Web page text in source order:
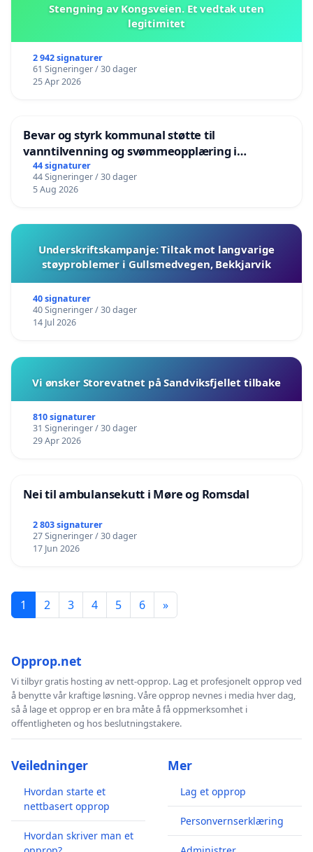
Stengning av Kongsveien. Et vedtak uten
legitimitet
2 942 signaturer
61 Signeringer / 30 dager
25 Apr 2026
Bevar og styrk kommunal støtte til
vanntilvenning og svømmeopplæring i
barnehagene i Haugesund
44 signaturer
44 Signeringer / 30 dager
5 Aug 2026
Underskriftskampanje: Tiltak mot langvarige
støyproblemer i Gullsmedvegen, Bekkjarvik
40 signaturer
40 Signeringer / 30 dager
14 Jul 2026
Vi ønsker Storevatnet på Sandviksfjellet tilbake
810 signaturer
31 Signeringer / 30 dager
29 Apr 2026
Nei til ambulansekutt i Møre og Romsdal
2 803 signaturer
27 Signeringer / 30 dager
17 Jun 2026
1 2 3 4 5 6 »
Opprop.net
Vi tilbyr gratis hosting av nett-opprop. Lag et profesjonelt opprop ved
å benytte vår kraftige løsning. Våre opprop nevnes i media hver dag,
så å lage et opprop er en bra måte å få oppmerksomhet i
offentligheten og hos beslutningstakere.
Veiledninger
Hvordan starte et
nettbasert opprop
Hvordan skriver man et
Mer
Lag et opprop
Personvernserklæring